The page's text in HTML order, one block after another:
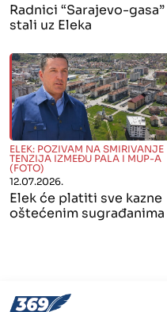
Radnici “Sarajevo-gasa”
stali uz Eleka
" alt="">
ELEK: POZIVAM NA SMIRIVANJE
TENZIJA IZMEĐU PALA I MUP-A
(FOTO)
12.07.2026.
Elek će platiti sve kazne
oštećenim sugrađanima